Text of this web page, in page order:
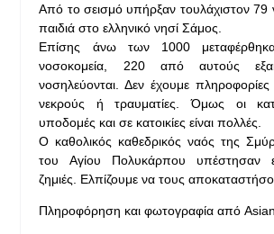
Από το σεισμό υπήρξαν τουλάχιστον 79
παιδιά στο ελληνικό νησί Σάμος.
Επίσης άνω των 1000
νοσοκομεία, 220 από αυτούς
νοσηλεύονται. Δεν έχουμε πληροφορίες
νεκρούς ή τραυματίες. Όμως οι
υποδομές και σε κατοικίες είναι πολλές.
Ο καθολικός καθεδρικός ναός της
του Αγίου Πολυκάρπου υπέστησαν
ζημιές. Ελπίζουμε να τους
Πληροφόρηση και φωτογραφία από